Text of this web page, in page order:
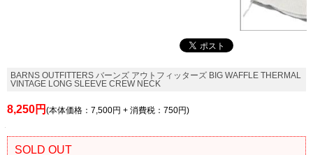
BARNS OUTFITTERS バーンズ アウトフィッターズ BIG WAFFLE THERMAL
VINTAGE LONG SLEEVE CREW NECK
8,250円 (本体価格：7,500円 + 消費税：750円)
SOLD OUT